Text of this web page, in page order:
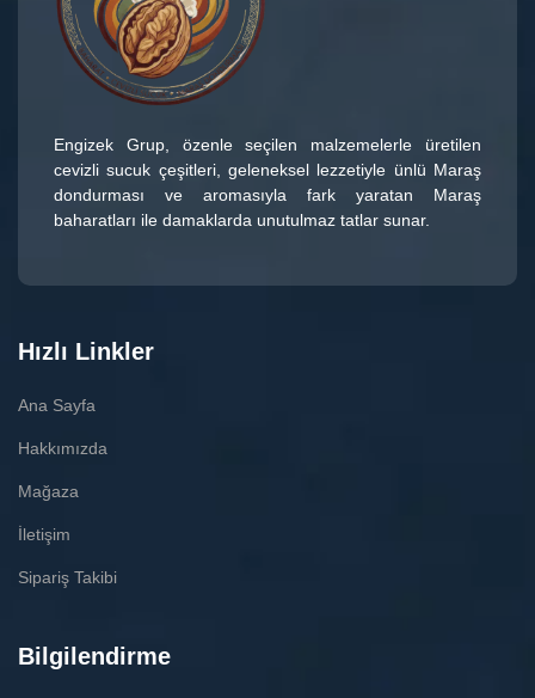
Engizek Grup, özenle seçilen malzemelerle üretilen
cevizli sucuk çeşitleri, geleneksel lezzetiyle ünlü Maraş
dondurması ve aromasıyla fark yaratan Maraş
baharatları ile damaklarda unutulmaz tatlar sunar.
Hızlı Linkler
Ana Sayfa
Hakkımızda
Mağaza
İletişim
Sipariş Takibi
Bilgilendirme